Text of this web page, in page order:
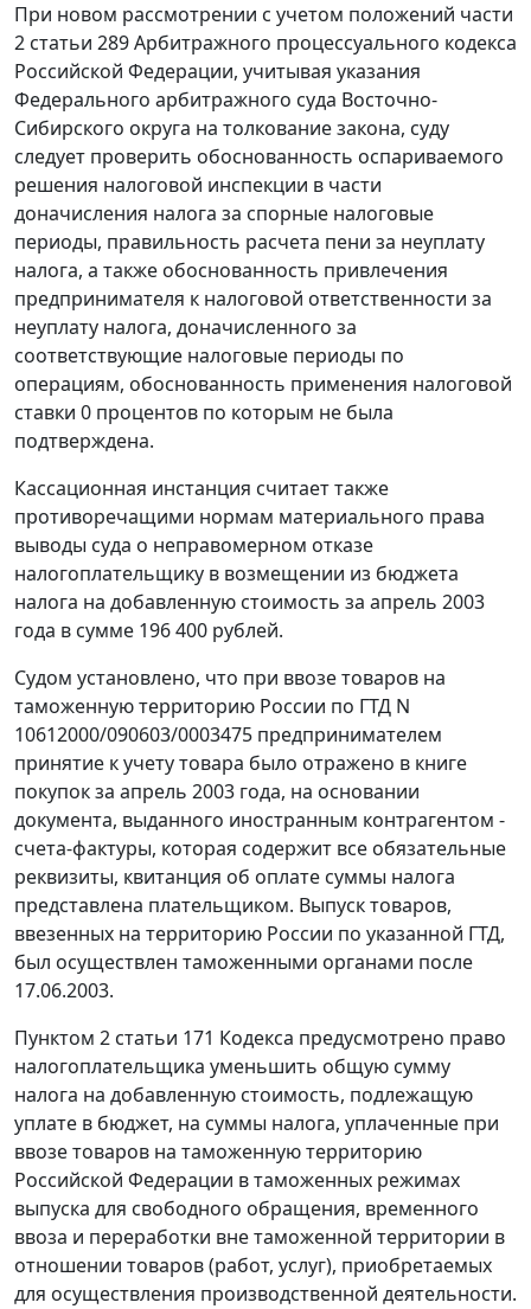
При новом рассмотрении с учетом положений части
2 статьи 289Арбитражного процессуального кодекса
Российской Федерации, учитывая указания
Федерального арбитражного суда Восточно-
Сибирского округа на толкование закона, суду
следует проверить обоснованность оспариваемого
решения налоговой инспекции в части
доначисления налога за спорные налоговые
периоды, правильность расчета пени за неуплату
налога, а также обоснованность привлечения
предпринимателя к налоговой ответственности за
неуплату налога, доначисленного за
соответствующие налоговые периоды по
операциям, обоснованность применения налоговой
ставки 0 процентов по которым не была
подтверждена.
Кассационная инстанция считает также
противоречащими нормам материального права
выводы суда о неправомерном отказе
налогоплательщику в возмещении из бюджета
налога на добавленную стоимость за апрель 2003
года в сумме 196 400 рублей.
Судом установлено, что при ввозе товаров на
таможенную территорию России по ГТД N
10612000/090603/0003475 предпринимателем
принятие к учету товара было отражено в книге
покупок за апрель 2003 года, на основании
документа, выданного иностранным контрагентом -
счета-фактуры, которая содержит все обязательные
реквизиты, квитанция об оплате суммы налога
представлена плательщиком. Выпуск товаров,
ввезенных на территорию России по указанной ГТД,
был осуществлен таможенными органами после
17.06.2003.
Пунктом 2 статьи 171 Кодекса предусмотрено право
налогоплательщика уменьшить общую сумму
налога на добавленную стоимость, подлежащую
уплате в бюджет, на суммы налога, уплаченные при
ввозе товаров на таможенную территорию
Российской Федерации втаможенных режимах
выпуска для свободного обращения, временного
ввоза и переработки вне таможенной территории в
отношении товаров (работ, услуг), приобретаемых
для осуществления производственной деятельности.